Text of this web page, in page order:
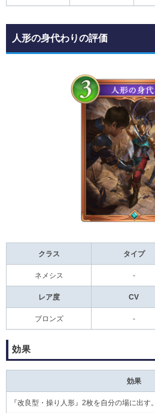
人形の身代わりの評価
クラス タイプ
ネメシス -
レア度 CV
ブロンズ -
効果
効果
『改良型・操り人形 』2枚を自分の場に出す。